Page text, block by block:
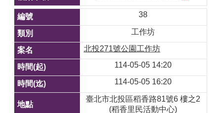
38
工作坊
北投271號公園工作坊
114-05-05 14:20
114-05-05 16:20
臺北市北投區稻香路81號6 樓之2
(稻香里民活動中心)